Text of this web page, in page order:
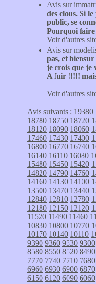
Avis sur
des clous. Si
public, se
Pourquoi faire
Voir d'autres
Avis sur
pas, et
je crois que je
A fuir !!!!!
Voir d'autres
Avis suivants : 19380
18780 18750 18720
18120 18090 18060
17460 17430 17400
16800 16770 16740
16140 16110 16080
15480 15450 15420
14820 14790 14760
14160 14130 14100
13500 13470 13440
12840 12810 12780
12180 12150 12120
11520 11490 11460
10830 10800 10770
10170 10140 10110
9390 9360 9330 9300
8580 8550 8520 8490
7770 7740 7710 7680
6960 6930 6900 6870
6150 6120 6090 6060